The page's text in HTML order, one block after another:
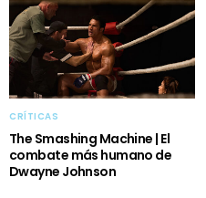
CRÍTICAS
The Smashing Machine | El
combate más humano de
Dwayne Johnson